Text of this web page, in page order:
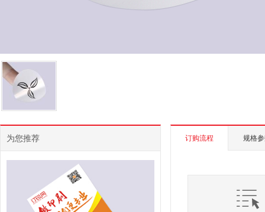
为您推荐 订购流程 规格